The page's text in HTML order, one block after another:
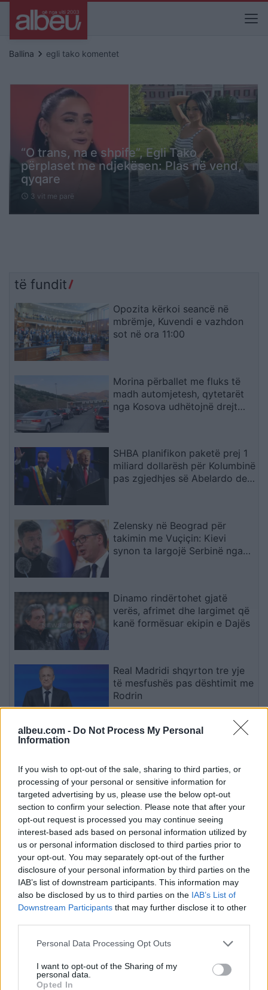
albeu.com - Do Not Process My Personal
Information
If you wish to opt-out of the sale, sharing to third parties, or
processing of your personal or sensitive information for
targeted advertising by us, please use the below opt-out
section to confirm your selection. Please note that after your
opt-out request is processed you may continue seeing
interest-based ads based on personal information utilized by
us or personal information disclosed to third parties prior to
your opt-out. You may separately opt-out of the further
disclosure of your personal information by third parties on the
IAB’s list of downstream participants. This information may
also be disclosed by us to third parties on the IAB’s List of
Downstream Participants that may further disclose it to other
Personal Data Processing Opt Outs
I want to opt-out of the Sharing of my
personal data.
Opted In
Ballina keyboard_arrow_right egli tako komentet
“O trans, na e shpife”, Egli Tako
përplaset me ndjekësen: Plas në vend,
qyqare
schedule 3 vit me parë
të fundit
Opozita kërkoi seancë në
mbrëmje, Kuvendi e vazhdon
sot në ora 11:00
Morina përballet me fluks të
madh automjetesh, qytetarët
nga Kosova udhëtojnë drejt
SHBA planifikon paketë prej 1
miliard dollarësh për Kolumbinë
pas zgjedhjes së Abelardo de
Zelensky në Beograd për
takimin me Vuçiçin: Kievi
synon ta largojë Serbinë nga
Dinamo rindërtohet gjatë
verës, afrimet dhe largimet që
kanë formësuar ekipin e Dajës
Real Madridi shqyrton tre yje
të mesfushës pas dështimit me
Rodrin
secilën shenjë?